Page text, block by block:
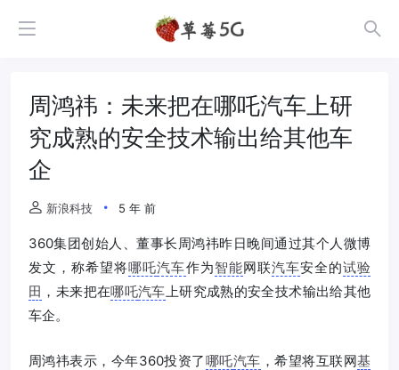
周鸿祎：未来把在哪吒汽车上研
究成熟的安全技术输出给其他车
企
新浪科技 5 年 前
360集团创始人、董事长周鸿祎昨日晚间通过其个人微博
发文，称希望将哪吒汽车作为智能网联汽车安全的试验
田 ，未来把在哪吒汽车 上研究成熟的安全技术输出给其他
车企。
周鸿祎表示，今年360投资了哪吒汽车 ，希望将互联网基